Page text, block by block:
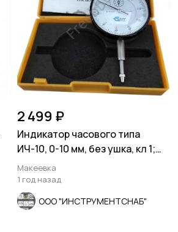
2 499 ₽
Индикатор часового типа
ИЧ-10, 0-10 мм, без ушка, кл 1;
0,01 мм,
Макеевка
1 год назад
ООО "ИНСТРУМЕНТСНАБ"